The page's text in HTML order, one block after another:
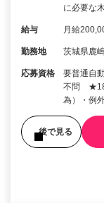
に必要な
給与 月給
勤務地 茨城県鹿
応募資格
要普通自
不問 ★18
為）・例
後で見る